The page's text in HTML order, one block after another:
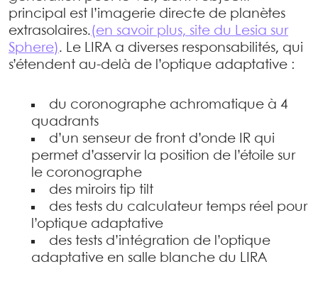
principal est l’imagerie directe de planètes
extrasolaires.(en savoir plus, site du Lesia sur
Sphere). Le LIRA a diverses responsabilités, qui
s’étendent au-delà de l’optique adaptative :
du coronographe achromatique à 4
quadrants
d’un senseur de front d’onde IR qui
permet d’asservir la position de l’étoile sur
le coronographe
des miroirs tip tilt
des tests du calculateur temps réel pour
l’optique adaptative
des tests d’intégration de l’optique
adaptative en salle blanche du LIRA